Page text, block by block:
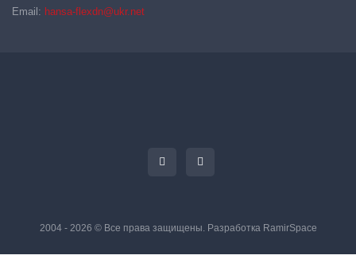
Email: hansa-flexdn@ukr.net
2004 - 2026 © Все права защищены. Разработка RamirSpace